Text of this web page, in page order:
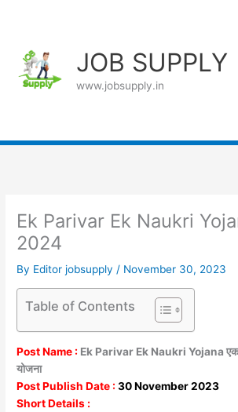
JOB SUPPLY
www.jobsupply.in
Ek Parivar Ek Naukri
2024
By Editor jobsupply/ November 30, 2023
Table of Contents
Post Name : Ek Parivar Ek Naukri Yojana एक
योजना
Post Publish Date :30 November 2023
Short Details :